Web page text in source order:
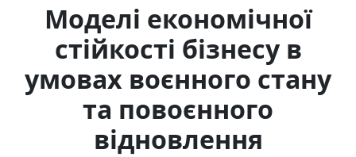
Моделі економічної
стійкості бізнесу в
умовах воєнного стану
та повоєнного
відновлення